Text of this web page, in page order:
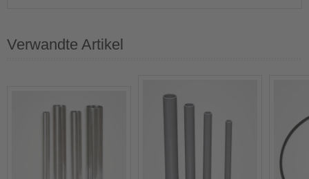
Verwandte Artikel